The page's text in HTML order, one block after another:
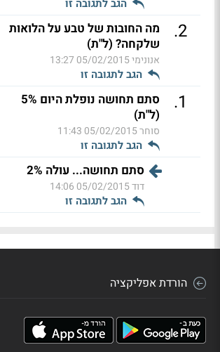
הגב לתגובה זו
2
.
מה החובות של טבע על הלואות
שלקחה? (ל"ת)
אנונימי05/02/2015 13:27
הגב לתגובה זו
1
.
סתם תחושה נופלת היום 5%
(ל"ת)
סוחר05/02/2015 11:43
הגב לתגובה זו
סתם תחושה... עולה 2%
דוד05/02/2015 14:06
הגב לתגובה זו
הורדת אפליקציה